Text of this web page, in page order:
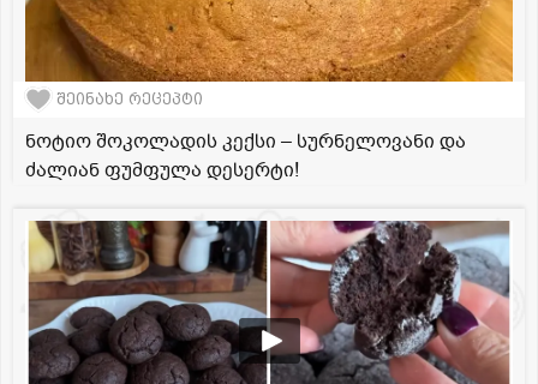
შეინახე რეცეპტი
ნოტიო შოკოლადის კექსი – სურნელოვანი და
ძალიან ფუმფულა დესერტი!